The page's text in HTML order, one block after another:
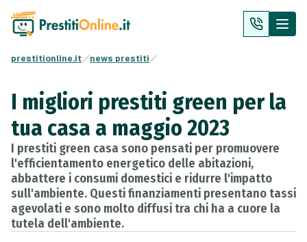
prestitionline.it news prestiti
I migliori prestiti green per la
tua casa a maggio 2023
I prestiti green casa sono pensati per promuovere
l'efficientamento energetico delle abitazioni,
abbattere i consumi domestici e ridurre l'impatto
sull'ambiente. Questi finanziamenti presentano tassi
agevolati e sono molto diffusi tra chi ha a cuore la
tutela dell'ambiente.